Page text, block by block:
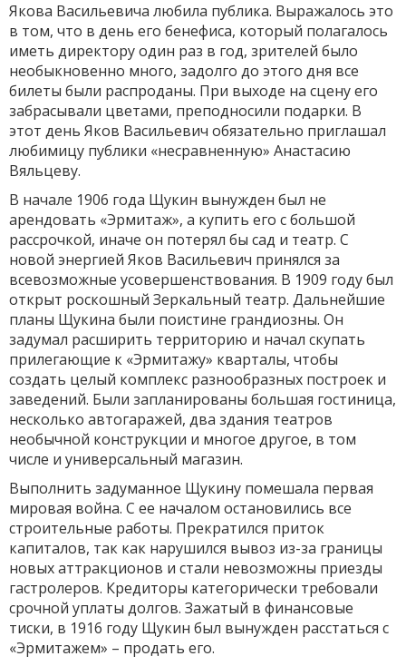
Якова Васильевича любила публика. Выражалось это
в том, что в день его бенефиса, который полагалось
иметь директору один раз в год, зрителей было
необыкновенно много, задолго до этого дня все
билеты были распроданы. При выходе на сцену его
забрасывали цветами, преподносили подарки. В
этот день Яков Васильевич обязательно приглашал
любимицу публики «несравненную» Анастасию
Вяльцеву.
В начале 1906 года Щукин вынужден был не
арендовать «Эрмитаж», а купить его с большой
рассрочкой, иначе он потерял бы сад и театр. С
новой энергией Яков Васильевич принялся за
всевозможные усовершенствования. В 1909 году был
открыт роскошный Зеркальный театр. Дальнейшие
планы Щукина были поистине грандиозны. Он
задумал расширить территорию и начал скупать
прилегающие к «Эрмитажу» кварталы, чтобы
создать целый комплекс разнообразных построек и
заведений. Были запланированы большая гостиница,
несколько автогаражей, два здания театров
необычной конструкции и многое другое, в том
числе и универсальный магазин.
Выполнить задуманное Щукину помешала первая
мировая война. С ее началом остановились все
строительные работы. Прекратился приток
капиталов, так как нарушился вывоз из-за границы
новых аттракционов и стали невозможны приезды
гастролеров. Кредиторы категорически требовали
срочной уплаты долгов. Зажатый в финансовые
тиски, в 1916 году Щукин был вынужден расстаться с
«Эрмитажем» – продать его.